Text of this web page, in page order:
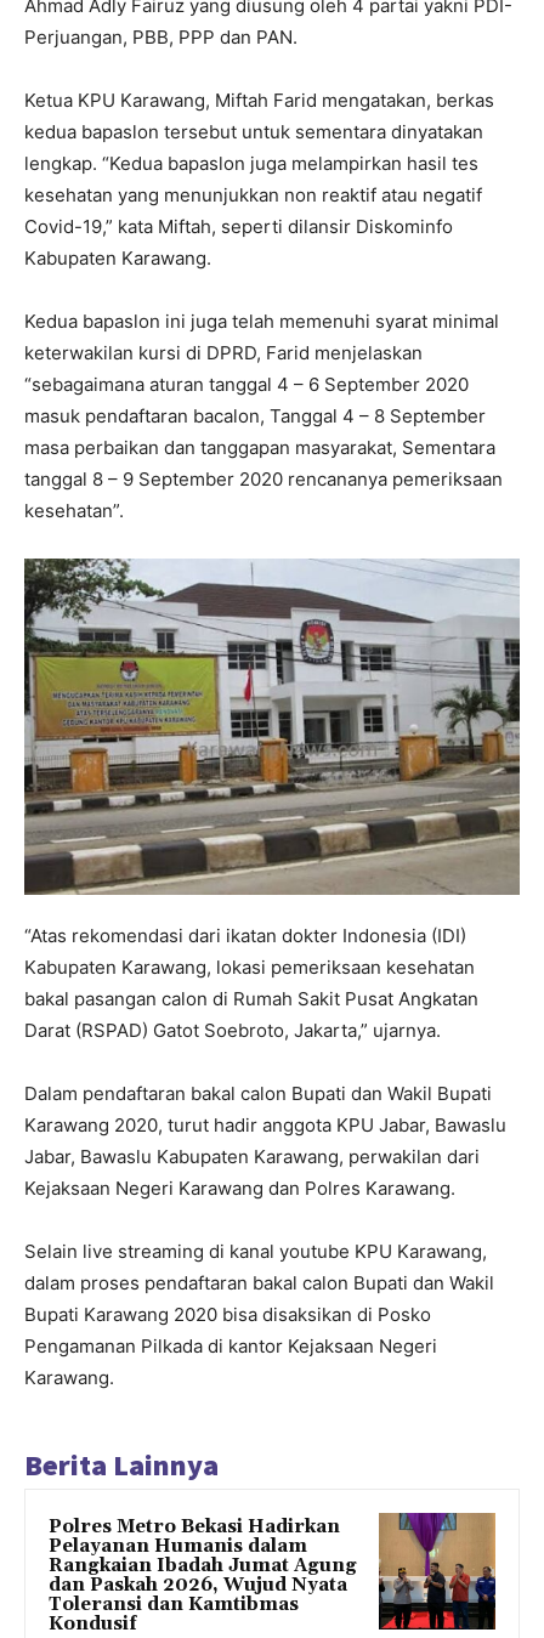
Ahmad Adly Fairuz yang diusung oleh 4 partai yakni PDI-
Perjuangan, PBB, PPP dan PAN.
Ketua KPU Karawang, Miftah Farid mengatakan, berkas
kedua bapaslon tersebut untuk sementara dinyatakan
lengkap. “Kedua bapaslon juga melampirkan hasil tes
kesehatan yang menunjukkan non reaktif atau negatif
Covid-19,” kata Miftah, seperti dilansir Diskominfo
Kabupaten Karawang.
Kedua bapaslon ini juga telah memenuhi syarat minimal
keterwakilan kursi di DPRD, Farid menjelaskan
“sebagaimana aturan tanggal 4 – 6 September 2020
masuk pendaftaran bacalon, Tanggal 4 – 8 September
masa perbaikan dan tanggapan masyarakat, Sementara
tanggal 8 – 9 September 2020 rencananya pemeriksaan
kesehatan”.
“Atas rekomendasi dari ikatan dokter Indonesia (IDI)
Kabupaten Karawang, lokasi pemeriksaan kesehatan
bakal pasangan calon di Rumah Sakit Pusat Angkatan
Darat (RSPAD) Gatot Soebroto, Jakarta,” ujarnya.
Dalam pendaftaran bakal calon Bupati dan Wakil Bupati
Karawang 2020, turut hadir anggota KPU Jabar, Bawaslu
Jabar, Bawaslu Kabupaten Karawang, perwakilan dari
Kejaksaan Negeri Karawang dan Polres Karawang.
Selain live streaming di kanal youtube KPU Karawang,
dalam proses pendaftaran bakal calon Bupati dan Wakil
Bupati Karawang 2020 bisa disaksikan di Posko
Pengamanan Pilkada di kantor Kejaksaan Negeri
Karawang.
Berita Lainnya
Polres Metro Bekasi Hadirkan
Pelayanan Humanis dalam
Rangkaian Ibadah Jumat Agung
dan Paskah 2026, Wujud Nyata
Toleransi dan Kamtibmas
Kondusif